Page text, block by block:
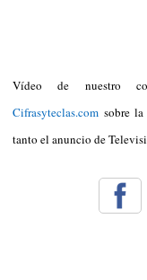
Vídeo de nuestro
Cifrasyteclas.com sobre
tanto el anuncio de